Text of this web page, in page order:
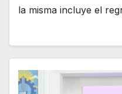
la misma incluye el